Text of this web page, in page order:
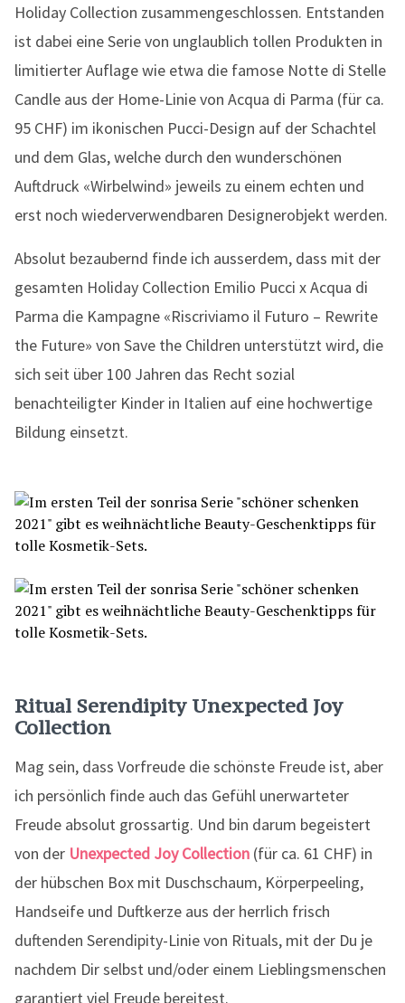
Holiday Collection zusammengeschlossen. Entstanden
ist dabei eine Serie von unglaublich tollen Produkten in
limitierter Auflage wie etwa die famose Notte di Stelle
Candle aus der Home-Linie von Acqua di Parma (für ca.
95 CHF) im ikonischen Pucci-Design auf der Schachtel
und dem Glas, welche durch den wunderschönen
Auftdruck «Wirbelwind» jeweils zu einem echten und
erst noch wiederverwendbaren Designerobjekt werden.
Absolut bezaubernd finde ich ausserdem, dass mit der
gesamten Holiday Collection Emilio Pucci x Acqua di
Parma die Kampagne «Riscriviamo il Futuro – Rewrite
the Future» von Save the Children unterstützt wird, die
sich seit über 100 Jahren das Recht sozial
benachteiligter Kinder in Italien auf eine hochwertige
Bildung einsetzt.
Ritual Serendipity Unexpected Joy
Collection
Mag sein, dass Vorfreude die schönste Freude ist, aber
ich persönlich finde auch das Gefühl unerwarteter
Freude absolut grossartig. Und bin darum begeistert
von der Unexpected Joy Collection (für ca. 61 CHF) in
der hübschen Box mit Duschschaum, Körperpeeling,
Handseife und Duftkerze aus der herrlich frisch
duftenden Serendipity-Linie von Rituals, mit der Du je
nachdem Dir selbst und/oder einem Lieblingsmenschen
garantiert viel Freude bereitest.